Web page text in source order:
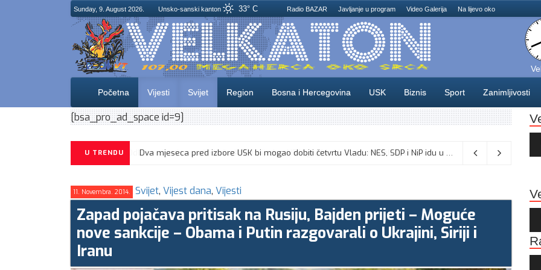
Sunday, 9. August 2026. Unsko-sanski kanton 33° C Radio BAZAR Javljanje u program Video Galerija Na lijevo oko
Početna Vijesti Svijet Region Bosna i Hercegovina USK Biznis Sport Zanimljivosti
[bsa_pro_ad_space id=9]
U TRENDU Odlične vijesti za naše košarkaše! Nijedan NBA igrač iz Litvanije ne želi igrati protiv BiH 08/08/2026
11. Novembra. 2014. Svijet, Vijest dana, Vijesti
Zapad pojačava pritisak na Rusiju, Bajden prijeti – Moguće
nove sankcije – Obama i Putin razgovarali o Ukrajini, Siriji i
Iranu